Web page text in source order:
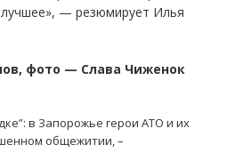
— резюмирует Илья
фото — Слава Чиженок
в Запорожье герои АТО и их
общежитии, –